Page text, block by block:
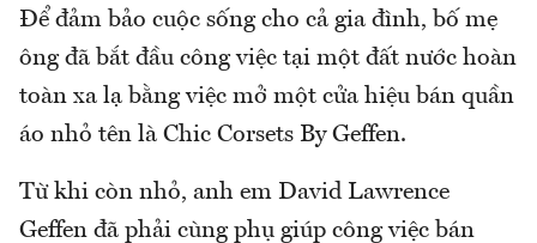
Để đảm bảo cuộc sống cho cả gia đình, bố mẹ
ông đã bắt đầu công việc tại một đất nước hoàn
toàn xa lạ bằng việc mở một cửa hiệu bán quần
áo nhỏ tên là Chic Corsets By Geffen.
Từ khi còn nhỏ, anh em David Lawrence
Geffen đã phải cùng phụ giúp công việc bán